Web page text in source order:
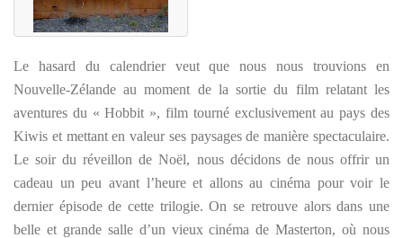
Le hasard du calendrier veut que nous nous trouvions en
Nouvelle-Zélande au moment de la sortie du film relatant les
aventures du « Hobbit », film tourné exclusivement au pays des
Kiwis et mettant en valeur ses paysages de manière spectaculaire.
Le soir du réveillon de Noël, nous décidons de nous offrir un
cadeau un peu avant l’heure et allons au cinéma pour voir le
dernier épisode de cette trilogie. On se retrouve alors dans une
belle et grande salle d’un vieux cinéma de Masterton, où nous